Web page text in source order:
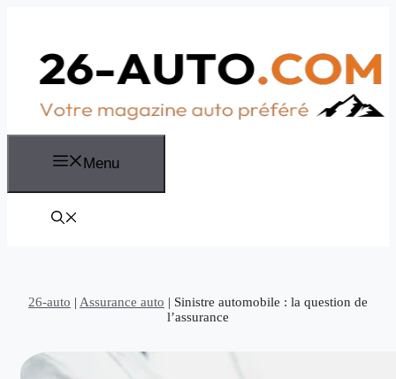
Menu
26-auto | Assurance auto | Sinistre automobile : la question de
l’assurance